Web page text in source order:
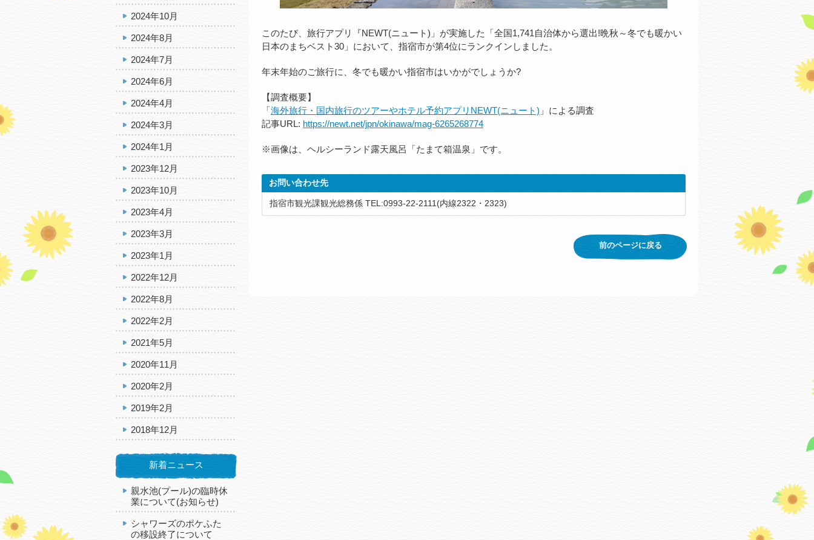
このたび、旅行アプリ『NEWT(ニュート)」が実施した「全国1,741自治体から選出!晩秋～冬でも暖かい
日本のまちベスト30」において、指宿市が第4位にランクインしました。
年末年始のご旅行に、冬でも暖かい指宿市はいかがでしょうか?
【調査概要】
「海外旅行・国内旅行のツアーやホテル予約アプリNEWT(ニュート) 」による調査
記事URL: https://newt.net/jpn/okinawa/mag-6265268774
※画像は、ヘルシーランド露天風呂「たまて箱温泉」です。
お問い合わせ先
指宿市観光課観光総務係 TEL:0993-22-2111(内線2322・2323)
前のページに戻る
2024年10月
2024年8月
2024年7月
2024年6月
2024年4月
2024年3月
2024年1月
2023年12月
2023年10月
2023年4月
2023年3月
2023年1月
2022年12月
2022年8月
2022年2月
2021年5月
2020年11月
2020年2月
2019年2月
2018年12月
新着ニュース
親水池(プール)の臨時休
業について(お知らせ)
シャワーズのポケふた
の移設終了について